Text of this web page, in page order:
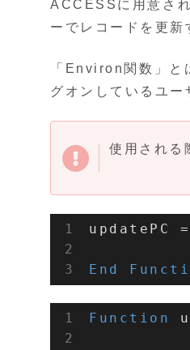
ACCESSに用意され
ーでレコードを更新
「Environ関数」と
グオンしているユ
使用される
updatePC
End
Function